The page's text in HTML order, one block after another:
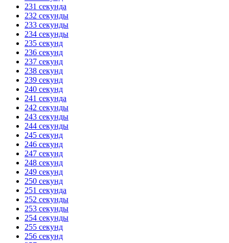
231 секунда
232 секунды
233 секунды
234 секунды
235 секунд
236 секунд
237 секунд
238 секунд
239 секунд
240 секунд
241 секунда
242 секунды
243 секунды
244 секунды
245 секунд
246 секунд
247 секунд
248 секунд
249 секунд
250 секунд
251 секунда
252 секунды
253 секунды
254 секунды
255 секунд
256 секунд